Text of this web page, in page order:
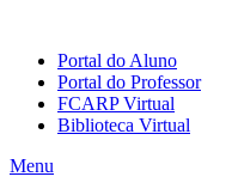
Portal do Aluno
Portal do Professor
FCARP Virtual
Biblioteca Virtual
Menu